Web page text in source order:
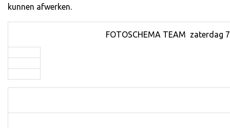
kunnen afwerken.
FOTOSCHEMA TEAM zaterdag